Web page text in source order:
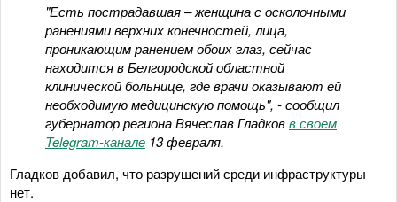
"Есть пострадавшая – женщина с осколочными
ранениями верхних конечностей, лица,
проникающим ранением обоих глаз, сейчас
находится в Белгородской областной
клинической больнице, где врачи оказывают ей
необходимую медицинскую помощь", - сообщил
губернатор региона Вячеслав Гладковв своем
Telegram-канале 13 февраля.
Гладков добавил, что разрушений среди инфраструктуры
нет.